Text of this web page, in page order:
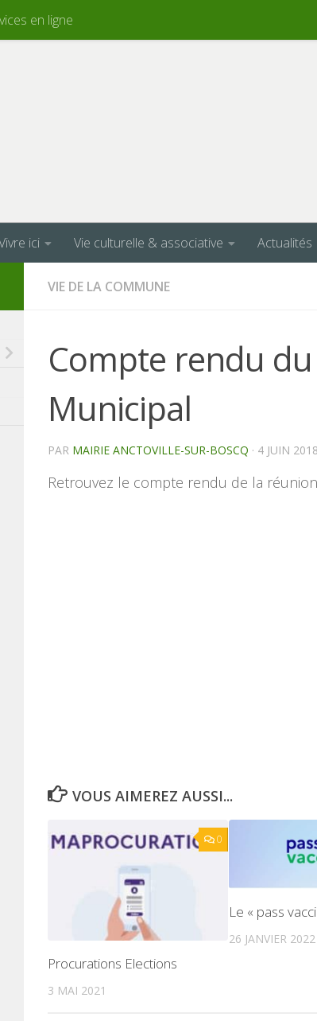
en ligne
ici Vie culturelle & associative Actualités
VIE DE LA COMMUNE
Compte rendu
Municipal
PAR MAIRIE ANCTOVILLE-SUR-BOSCQ · 4 JUIN 2018
Retrouvez le compte rendu de la
VOUS AIMEREZ AUSSI...
0
Procurations Elections
3 MAI 2021
Le « pass
26 JANVIER 2022